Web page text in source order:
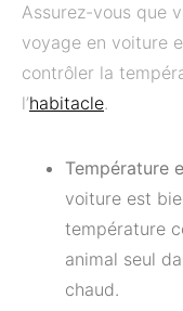
Assurez-vous que
voyage en voiture
contrôler la
l’habitacle.
Température
voiture est
température
animal seul
chaud.